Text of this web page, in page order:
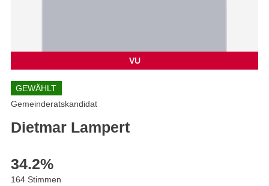
VU
GEWÄHLT
Gemeinderatskandidat
Dietmar Lampert
34.2%
164 Stimmen